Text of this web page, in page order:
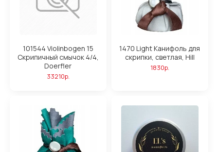
101544 Violinbogen 15
Скрипичный смычок 4/4,
Doerfler
33210р.
1470 Light Канифоль для
скрипки, светлая, Hill
1830р.